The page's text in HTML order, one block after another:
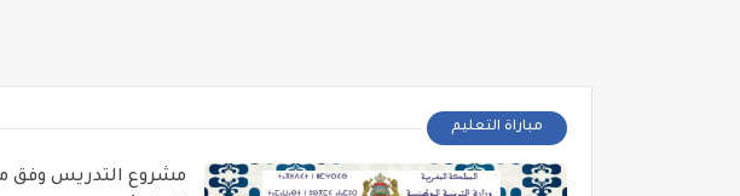
مباراة التعليم
مشروع التدريس وفق